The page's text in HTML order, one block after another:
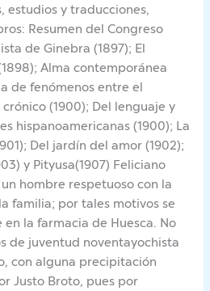
estudios y traducciones,
Resumen del Congreso
de Ginebra (1897); El
Alma contemporánea
de fenómenos entre el
(1900); Del lenguaje y
hispanoamericanas (1900); La
Del jardín del amor (1902);
y Pityusa(1907) Feliciano
hombre respetuoso con la
familia; por tales motivos se
la farmacia de Huesca. No
de juventud noventayochista
con alguna precipitación
Justo Broto, pues por